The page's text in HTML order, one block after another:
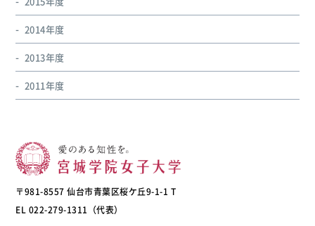
2014年度
2013年度
2011年度
〒981-8557 仙台市青葉区桜ケ丘9-1-1 T
EL 022-279-1311（代表）